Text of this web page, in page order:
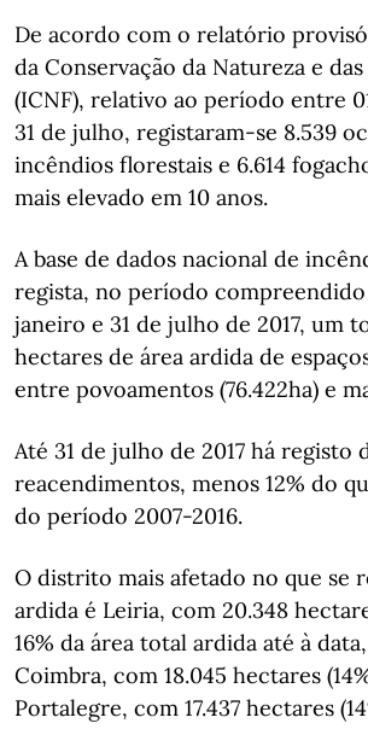
De acordo com o relatório
da Conservação da Natureza e
(ICNF), relativo ao período entre
31 de julho, registaram-se 8.539
incêndios florestais e 6.614
mais elevado em 10 anos.
A base de dados nacional de
regista, no período
janeiro e 31 de julho de 2017, um
hectares de área ardida de
entre povoamentos (76.422ha) e
Até 31 de julho de 2017 há registo
reacendimentos, menos 12% do
do período 2007-2016.
O distrito mais afetado no que se
ardida é Leiria, com 20.348
16% da área total ardida até à
Coimbra, com 18.045 hectares
Portalegre, com 17.437 hectares